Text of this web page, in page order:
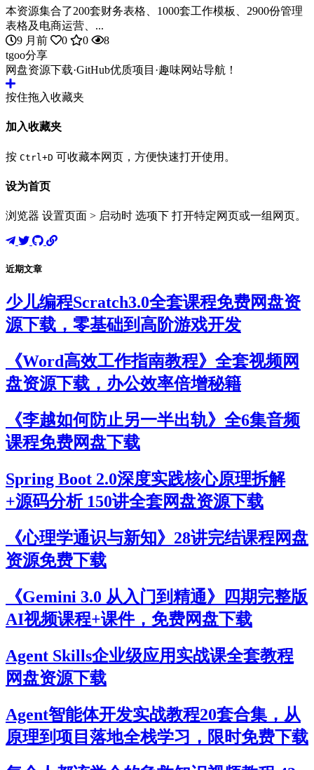
本资源集合了200套财务表格、1000套工作模板、2900份管理
表格及电商运营、...
9 月前
0 0
8
tgoo分享
网盘资源下载·GitHub优质项目·趣味网站导航！
按住拖入收藏夹
加入收藏夹
按 Ctrl+D 可收藏本网页，方便快速打开使用。
设为首页
浏览器 设置页面 > 启动时 选项下 打开特定网页或一组网页。
近期文章
少儿编程Scratch3.0全套课程免费网盘资
源下载，零基础到高阶游戏开发
《Word高效工作指南教程》全套视频网
盘资源下载，办公效率倍增秘籍
《李越如何防止另一半出轨》全6集音频
课程免费网盘下载
Spring Boot 2.0深度实践核心原理拆解
+源码分析 150讲全套网盘资源下载
《心理学通识与新知》28讲完结课程网盘
资源免费下载
《Gemini 3.0 从入门到精通》四期完整版
AI视频课程+课件，免费网盘下载
Agent Skills企业级应用实战课全套教程
网盘资源下载
Agent智能体开发实战教程20套合集，从
原理到项目落地全栈学习，限时免费下载